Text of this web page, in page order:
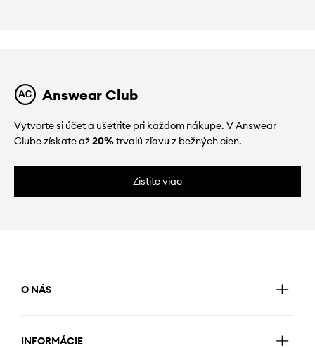
Answear Club
Vytvorte si účet a ušetrite pri každom nákupe. V Answear
Clube získate až20%trvalú zľavu z bežných cien.
Zistite viac
O NÁS
INFORMÁCIE